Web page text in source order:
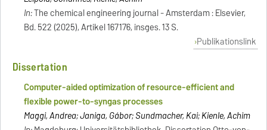
In:The chemical engineering journal - Amsterdam : Elsevier,
Bd. 522 (2025), Artikel 167176, insges. 13 S.
Publikationslink
Dissertation
Computer-aided optimization of resource-efficient and
flexible power-to-syngas processes
Maggi, Andrea; Janiga, Gábor; Sundmacher, Kai; Kienle, Achim